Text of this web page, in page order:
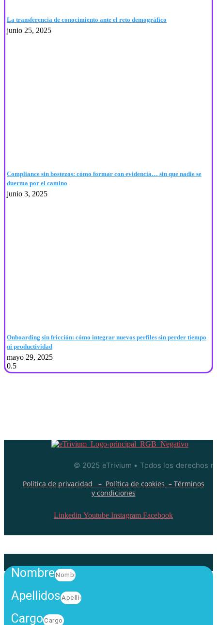
La transferencia de conocimiento ante el reto demográfico
junio 25, 2025
Compliance sin bostezos: cómo formar con evidencia… sin que nadie se
duerma por el camino
junio 3, 2025
Onboarding sin fricción: cómo integrar nuevos perfiles sin perder tiempo
ni productividad
mayo 29, 2025
© 2025 eTrivium • Todos los derechos
Política de privacidad – Política de cookies – Términos
y condiciones
Linkedin Youtube Instagram Facebook
Nombre
Apellidos
Cargo